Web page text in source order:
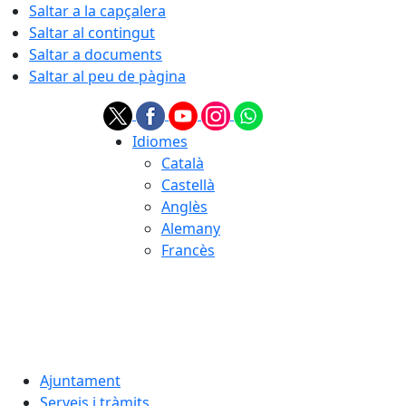
Saltar a la capçalera
Saltar al contingut
Saltar a documents
Saltar al peu de pàgina
Idiomes
Català
Castellà
Anglès
Alemany
Francès
Ajuntament